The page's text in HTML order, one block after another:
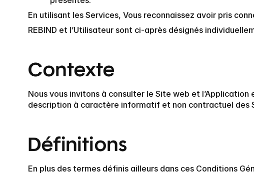
En utilisant les Services, Vous reconnaissez avoir pris
REBIND et l’Utilisateur sont ci-après désignés
Contexte
Nous vous invitons à consulter le Site web et
description à caractère informatif et non contractuel des
Définitions
En plus des termes définis ailleurs dans ces Conditions